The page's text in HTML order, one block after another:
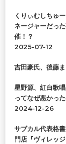
くりぃむしちゅ
ネージャーだっ
催！？
2025-07-12
吉田豪氏、後藤
星野源、紅白歌
ってなぜ悪かっ
2024-12-26
サブカル代表格
門店『ヴィレッ